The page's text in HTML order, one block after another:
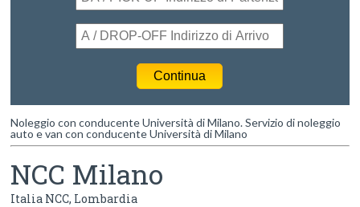
Noleggio con conducente Università di Milano. Servizio di noleggio
auto e van con conducente Università di Milano
NCC Milano
Italia NCC, Lombardia